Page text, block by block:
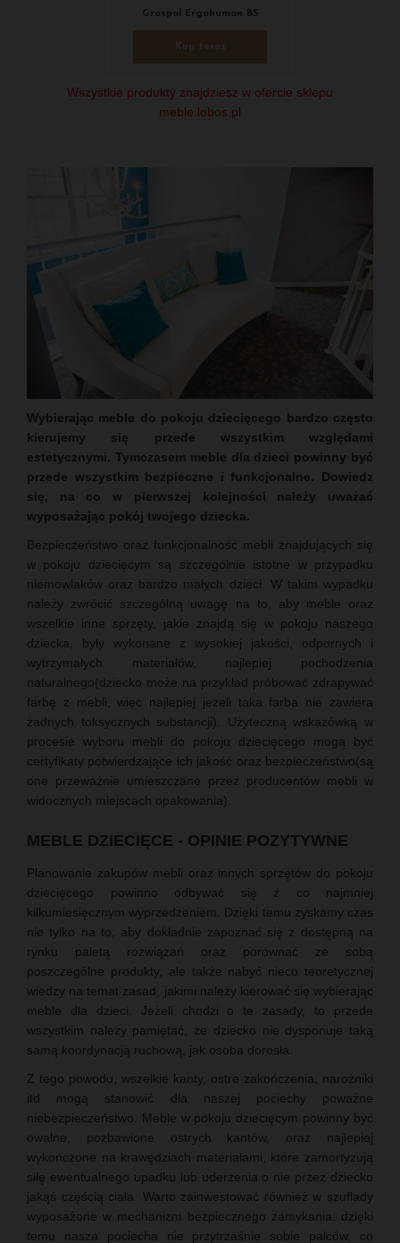
Grospol Ergohuman BS
Wszystkie produkty znajdziesz w ofercie sklepu
meble.lobos.pl
Wybierając meble do pokoju dziecięcego bardzo często
kierujemy się przede wszystkim względami
estetycznymi. Tymczasem meble dla dzieci powinny być
przede wszystkim bezpieczne i funkcjonalne. Dowiedz
się, na co w pierwszej kolejności należy uważać
wyposażając pokój twojego dziecka.
Bezpieczeństwo oraz funkcjonalność mebli znajdujących się
w pokoju dziecięcym są szczególnie istotne w przypadku
niemowlaków oraz bardzo małych dzieci. W takim wypadku
należy zwrócić szczególną uwagę na to, aby meble oraz
wszelkie inne sprzęty, jakie znajdą się w pokoju naszego
dziecka, były wykonane z wysokiej jakości, odpornych i
wytrzymałych materiałów, najlepiej pochodzenia
naturalnego(dziecko może na przykład próbować zdrapywać
farbę z mebli, więc najlepiej jeżeli taka farba nie zawiera
żadnych toksycznych substancji). Użyteczną wskazówką w
procesie wyboru mebli do pokoju dziecięcego mogą być
certyfikaty potwierdzające ich jakość oraz bezpieczeństwo(są
one przeważnie umieszczane przez producentów mebli w
widocznych miejscach opakowania).
MEBLE DZIECIĘCE - OPINIE POZYTYWNE
Planowanie zakupów mebli oraz innych sprzętów do pokoju
dziecięcego powinno odbywać się z co najmniej
kilkumiesięcznym wyprzedzeniem. Dzięki temu zyskamy czas
nie tylko na to, aby dokładnie zapoznać się z dostępną na
rynku paletą rozwiązań oraz porównać ze sobą
poszczególne produkty, ale także nabyć nieco teoretycznej
wiedzy na temat zasad, jakimi należy kierować się wybierając
meble dla dzieci. Jeżeli chodzi o te zasady, to przede
wszystkim należy pamiętać, że dziecko nie dysponuje taką
samą koordynacją ruchową, jak osoba dorosła.
Z tego powodu, wszelkie kanty, ostre zakończenia, narożniki
itd mogą stanowić dla naszej pociechy poważne
niebezpieczeństwo. Meble w pokoju dziecięcym powinny być
owalne, pozbawione ostrych kantów, oraz najlepiej
wykończone na krawędziach materiałami, które zamortyzują
siłę ewentualnego upadku lub uderzenia o nie przez dziecko
jakąś częścią ciała. Warto zainwestować również w szuflady
wyposażone w mechanizm bezpiecznego zamykania: dzięki
temu nasza pociecha nie przytrzaśnie sobie palców, co